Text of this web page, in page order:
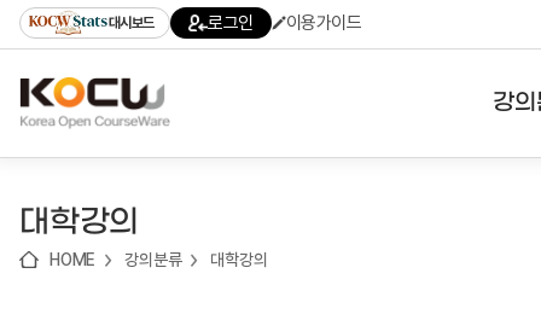
기
기
기
content)
가
대시보드 로그인 이용가이드
강
대학강의
HOME 강의분류 대학강의